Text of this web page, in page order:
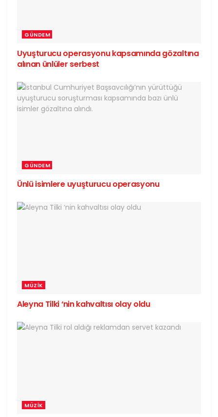
GÜNDEM
Uyuşturucu operasyonu kapsamında gözaltına
alınan ünlüler serbest
GÜNDEM
Ünlü isimlere uyuşturucu operasyonu
MÜZIK
Aleyna Tilki ‘nin kahvaltısı olay oldu
MÜZIK